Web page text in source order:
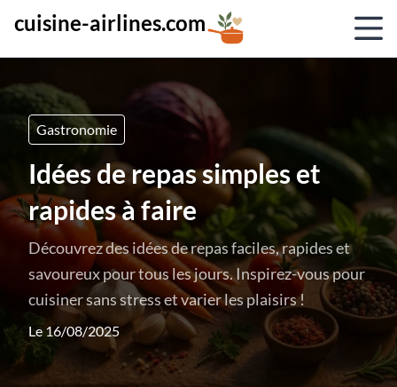
cuisine-airlines.com
Gastronomie
Idées de repas simples et
rapides à faire
Découvrez des idées de repas faciles, rapides et
savoureux pour tous les jours. Inspirez-vous pour
cuisiner sans stress et varier les plaisirs !
Le 16/08/2025